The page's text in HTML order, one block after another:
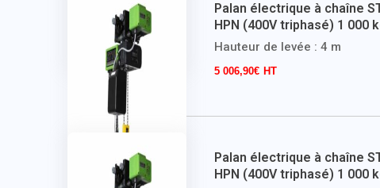
Palan électrique à chaîne
HPN (400V triphasé) 1 000
Hauteur de levée : 4 m
5 006,90€
Palan électrique à chaîne
HPN (400V triphasé) 1 000